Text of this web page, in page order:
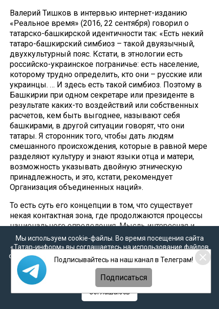
Валерий Тишков в интервью интернет-изданию
«Реальное время» (2016, 22 сентября) говорил о
татарско-башкирской идентичности так: «Есть некий
татаро-башкирский симбиоз – такой двуязычный,
двухкультурный пояс. Кстати, в этнологии есть
российско-украинское пограничье: есть население,
которому трудно определить, кто они – русские или
украинцы. … И здесь есть такой симбиоз. Поэтому в
Башкирии при одном секретаре или президенте в
результате каких-то воздействий или собственных
расчетов, кем быть выгоднее, называют себя
башкирами, в другой ситуации говорят, что они
татары. Я сторонник того, чтобы дать людям
смешанного происхождения, которые в равной мере
разделяют культуру и знают языки отца и матери,
возможность указывать двойную этническую
принадлежность, и это, кстати, рекомендует
Организация объединенных наций».
То есть суть его концепции в том, что существует
некая контактная зона, где продолжаются процессы
национального определения. Мысль интересная и
продуктивная. Оставим пока в стороне вопрос, как
эта зона возникла, а отметим, что мировой опыт
показывает, что подобная этнокультурная
неопределенность не вечна – это всего лишь
переходная стадия к выработке национальной
идентичности. На примере той же «малороссийской»
нации это хорошо видно. Еще на картах 1910-х гг.
Мы используем cookie-файлы. Во время посещения сайта
«Татар-информ» вы соглашаетесь на использование файлов
cookie в соответствии с настоящим уведомлением, согласием
наобработку персональных данных,Политикой о
персональных данных
Политикой конфиденциальности
Соглашаюсь
Подписывайтесь на наш канал в Телеграм!
Подписаться